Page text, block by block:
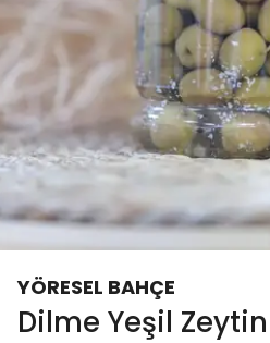
YÖRESEL BAHÇE
Dilme Yeşil